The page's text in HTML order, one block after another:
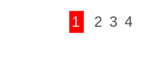
1 2 3 4